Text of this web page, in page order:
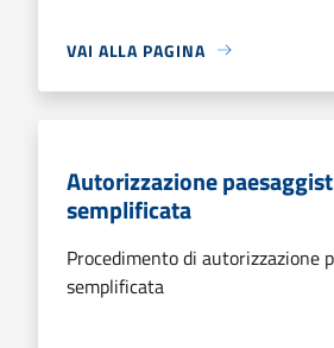
VAI ALLA PAGINA
Autorizzazione
semplificata
Procedimento di autorizzazione
semplificata